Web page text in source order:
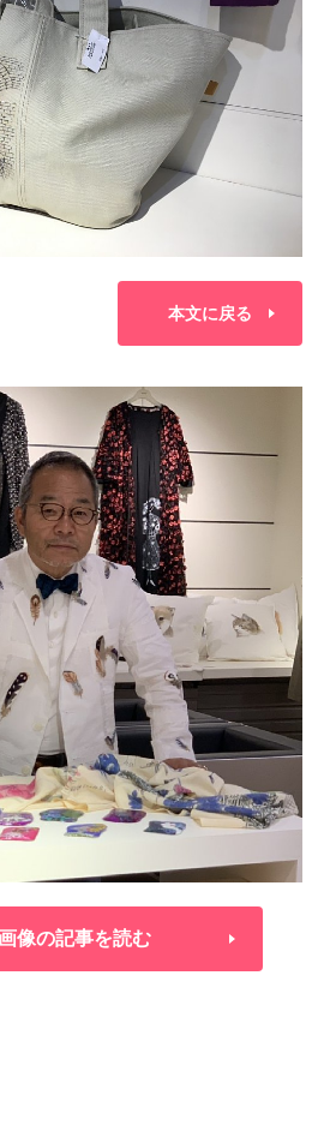
本文に戻る
像の記事を読む